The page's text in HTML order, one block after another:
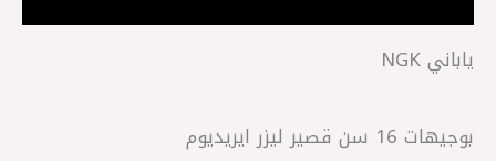
ياباني NGK
بوجيهات 16 سن قصير ليزر ايريديوم